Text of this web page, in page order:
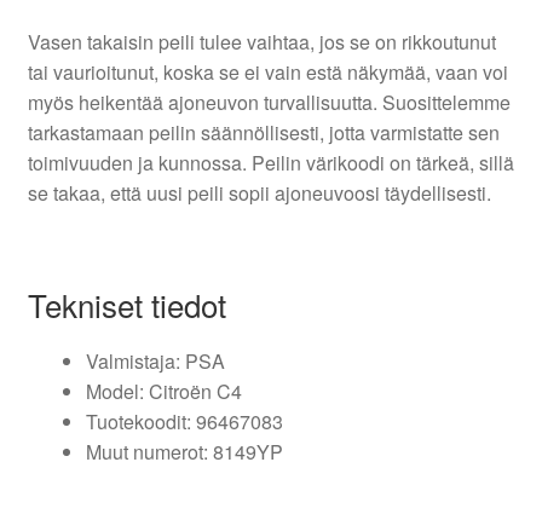
Vasen takaisin peili tulee vaihtaa, jos se on rikkoutunut
tai vaurioitunut, koska se ei vain estä näkymää, vaan voi
myös heikentää ajoneuvon turvallisuutta. Suosittelemme
tarkastamaan peilin säännöllisesti, jotta varmistatte sen
toimivuuden ja kunnossa. Peilin värikoodi on tärkeä, sillä
se takaa, että uusi peili sopii ajoneuvoosi täydellisesti.
Tekniset tiedot
Valmistaja: PSA
Model: Citroën C4
Tuotekoodit: 96467083
Muut numerot: 8149YP